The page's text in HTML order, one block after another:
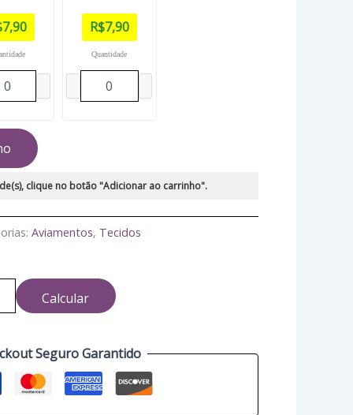
7,90 R$7,90
Quantidade
clique no botão "Adicionar ao carrinho".
Aviamentos, Tecidos
Calcular
Seguro Garantido